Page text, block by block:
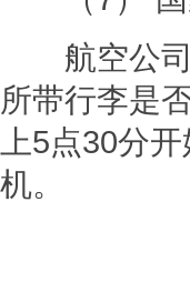
航空公司
所带行李是
上5点30分
机。